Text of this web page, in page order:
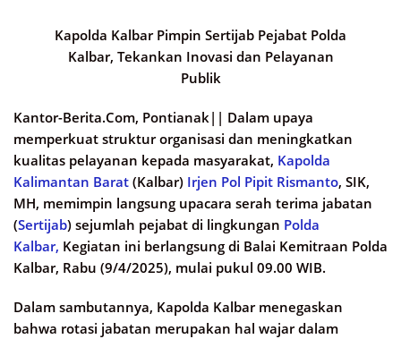
Kapolda Kalbar Pimpin Sertijab Pejabat Polda
Kalbar, Tekankan Inovasi dan Pelayanan
Publik
Kantor-Berita.Com, Pontianak|| Dalam upaya
memperkuat struktur organisasi dan meningkatkan
kualitas pelayanan kepada masyarakat, Kapolda
Kalimantan Barat (Kalbar) Irjen Pol Pipit Rismanto, SIK,
MH, memimpin langsung upacara serah terima jabatan
(Sertijab) sejumlah pejabat di lingkungan Polda
Kalbar, Kegiatan ini berlangsung di Balai Kemitraan Polda
Kalbar, Rabu (9/4/2025), mulai pukul 09.00 WIB.
Dalam sambutannya, Kapolda Kalbar menegaskan
bahwa rotasi jabatan merupakan hal wajar dalam